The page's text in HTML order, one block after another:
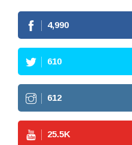
4,990
610
612
25.5K